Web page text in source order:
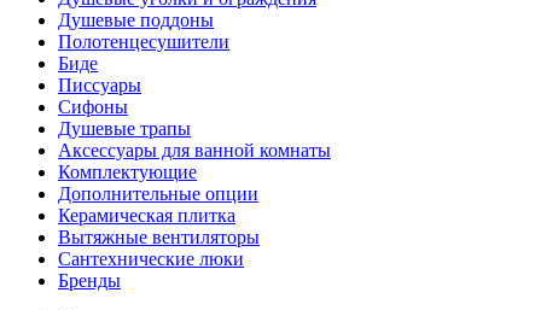
Душевые поддоны
Полотенцесушители
Биде
Писсуары
Сифоны
Душевые трапы
Аксессуары для ванной комнаты
Комплектующие
Дополнительные опции
Керамическая плитка
Вытяжные вентиляторы
Сантехнические люки
Бренды